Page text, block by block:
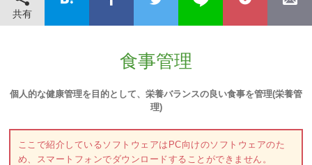
共有
食事管理
個人的な健康管理を目的として、栄養バランスの良い食事を管理(栄養管
理)
ここで紹介しているソフトウェアはPC向けのソフトウェアのた
め、スマートフォンでダウンロードすることができません。